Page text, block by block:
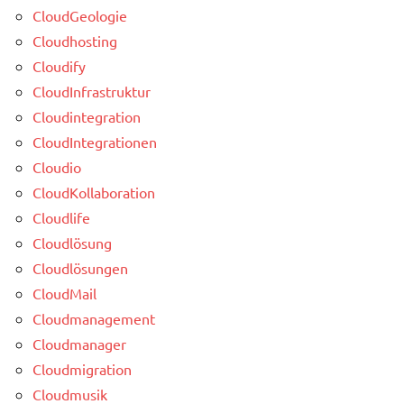
CloudGeologie
Cloudhosting
Cloudify
CloudInfrastruktur
Cloudintegration
CloudIntegrationen
Cloudio
CloudKollaboration
Cloudlife
Cloudlösung
Cloudlösungen
CloudMail
Cloudmanagement
Cloudmanager
Cloudmigration
Cloudmusik